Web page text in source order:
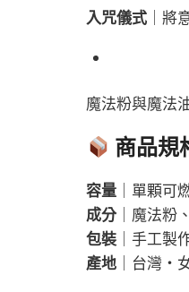
入咒儀式 ｜
魔法粉與魔法
商品規
容量 ｜單顆可
成分｜魔法粉
包裝 ｜手工
產地 ｜台灣・